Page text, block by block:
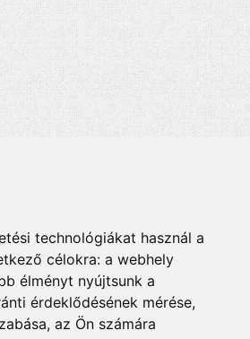
technológiákat használ a
célokra: a webhely
élményt nyújtsunk a
érdeklődésének mérése,
, az Ön számára